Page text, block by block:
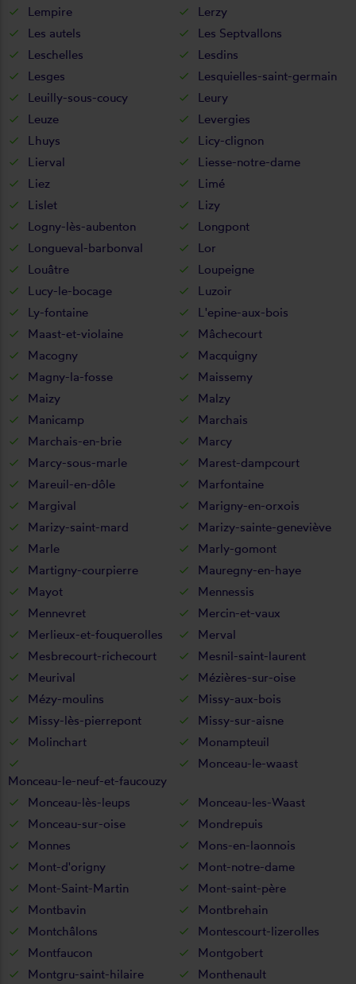
Lempire
Lerzy
Les autels
Les Septvallons
Leschelles
Lesdins
Lesges
Lesquielles-saint-germain
Leuilly-sous-coucy
Leury
Leuze
Levergies
Lhuys
Licy-clignon
Lierval
Liesse-notre-dame
Liez
Limé
Lislet
Lizy
Logny-lès-aubenton
Longpont
Longueval-barbonval
Lor
Louâtre
Loupeigne
Lucy-le-bocage
Luzoir
Ly-fontaine
L'epine-aux-bois
Maast-et-violaine
Mâchecourt
Macogny
Macquigny
Magny-la-fosse
Maissemy
Maizy
Malzy
Manicamp
Marchais
Marchais-en-brie
Marcy
Marcy-sous-marle
Marest-dampcourt
Mareuil-en-dôle
Marfontaine
Margival
Marigny-en-orxois
Marizy-saint-mard
Marizy-sainte-geneviève
Marle
Marly-gomont
Martigny-courpierre
Mauregny-en-haye
Mayot
Mennessis
Mennevret
Mercin-et-vaux
Merlieux-et-fouquerolles
Merval
Mesbrecourt-richecourt
Mesnil-saint-laurent
Meurival
Mézières-sur-oise
Mézy-moulins
Missy-aux-bois
Missy-lès-pierrepont
Missy-sur-aisne
Molinchart
Monampteuil
Monceau-le-neuf-et-faucouzy
Monceau-le-waast
Monceau-lès-leups
Monceau-les-Waast
Monceau-sur-oise
Mondrepuis
Monnes
Mons-en-laonnois
Mont-d'origny
Mont-notre-dame
Mont-Saint-Martin
Mont-saint-père
Montbavin
Montbrehain
Montchâlons
Montescourt-lizerolles
Montfaucon
Montgobert
Montgru-saint-hilaire
Monthenault